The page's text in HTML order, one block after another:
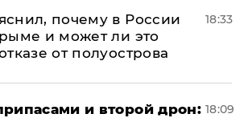
почему в России
и может ли это
от полуострова
18:33
и второй дрон: 18:09